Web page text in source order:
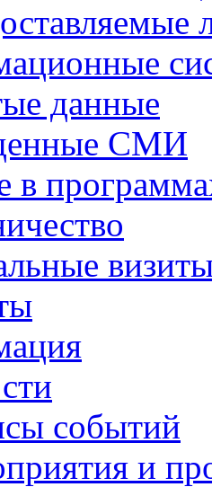
данные
СМИ
в
событий
и